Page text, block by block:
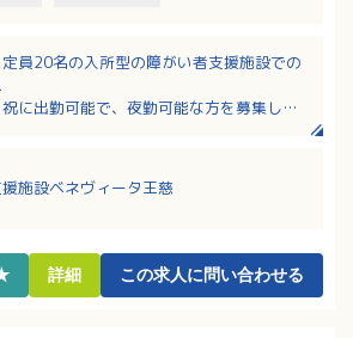
定員20名の入所型の障がい者支援施設での
祝に出勤可能で、夜勤可能な方を募集して
験のない方も応募可
当、夜勤手当等、各種手当充実！該当の
施設ベネヴィータ王慈
詳細 この求人に問い合わせる